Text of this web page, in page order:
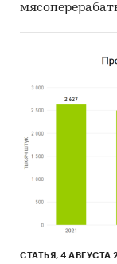
СТАТЬЯ, 4 АВГУСТА